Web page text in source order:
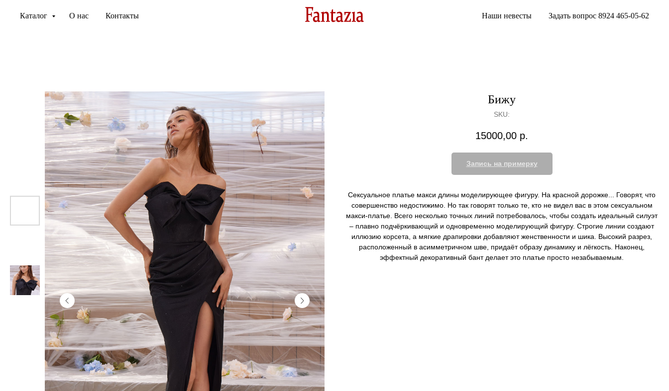
Каталог О нас Контакты Наши невесты Задать вопрос 8924 465-05-62
Бижу
SKU:
15000,00 р.
Запись на примерку
Сексуальное платье макси длины моделирующее фигуру. На красной дорожке... Говорят, что
совершенство недостижимо. Но так говорят только те, кто не видел вас в этом сексуальном
макси-платье. Всего несколько точных линий потребовалось, чтобы создать идеальный силуэт
– плавно подчёркивающий и одновременно моделирующий фигуру. Строгие линии создают
иллюзию корсета, а мягкие драпировки добавляют женственности и шика. Высокий разрез,
расположенный в асимметричном шве, придаёт образу динамику и лёгкость. Наконец,
эффектный декоративный бант делает это платье просто незабываемым.